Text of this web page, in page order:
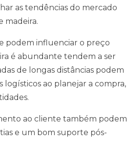
as tendências do mercado
madeira.
podem influenciar o preço
é abundante tendem a ser
de longas distâncias podem
ao planejar a compra,
ao cliente também podem
e um bom suporte pós-